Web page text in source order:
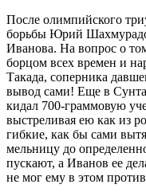
После олимпийского
борьбы Юрий
Иванова. На вопрос о
борцом всех времен и
Такада, соперника
вывод сами! Еще в
кидал 700-граммовую
выстреливая ею как из
гибкие, как бы сами
мельницу до
пускают, а Иванов ее
не мог ему в этом